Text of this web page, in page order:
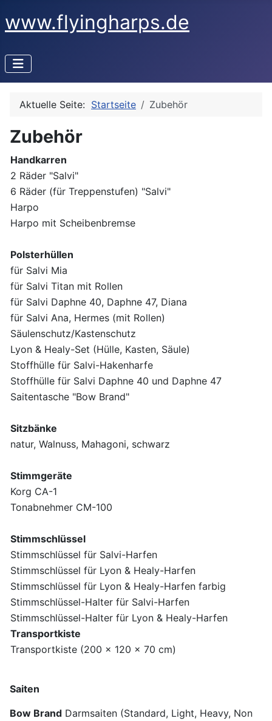
www.flyingharps.de
Aktuelle Seite: Startseite Zubehör
Zubehör
Handkarren
2 Räder "Salvi"
6 Räder (für Treppenstufen) "Salvi"
Harpo
Harpo mit Scheibenbremse
Polsterhüllen
für Salvi Mia
für Salvi Titan mit Rollen
für Salvi Daphne 40, Daphne 47, Diana
für Salvi Ana, Hermes (mit Rollen)
Säulenschutz/Kastenschutz
Lyon & Healy-Set (Hülle, Kasten, Säule)
Stoffhülle für Salvi-Hakenharfe
Stoffhülle für Salvi Daphne 40 und Daphne 47
Saitentasche "Bow Brand"
Sitzbänke
natur, Walnuss, Mahagoni, schwarz
Stimmgeräte
Korg CA-1
Tonabnehmer CM-100
Stimmschlüssel
Stimmschlüssel für Salvi-Harfen
Stimmschlüssel für Lyon & Healy-Harfen
Stimmschlüssel für Lyon & Healy-Harfen farbig
Stimmschlüssel-Halter für Salvi-Harfen
Stimmschlüssel-Halter für Lyon & Healy-Harfen
Transportkiste
Transportkiste (200 x 120 x 70 cm)
Saiten
Bow Brand Darmsaiten (Standard, Light, Heavy, Non